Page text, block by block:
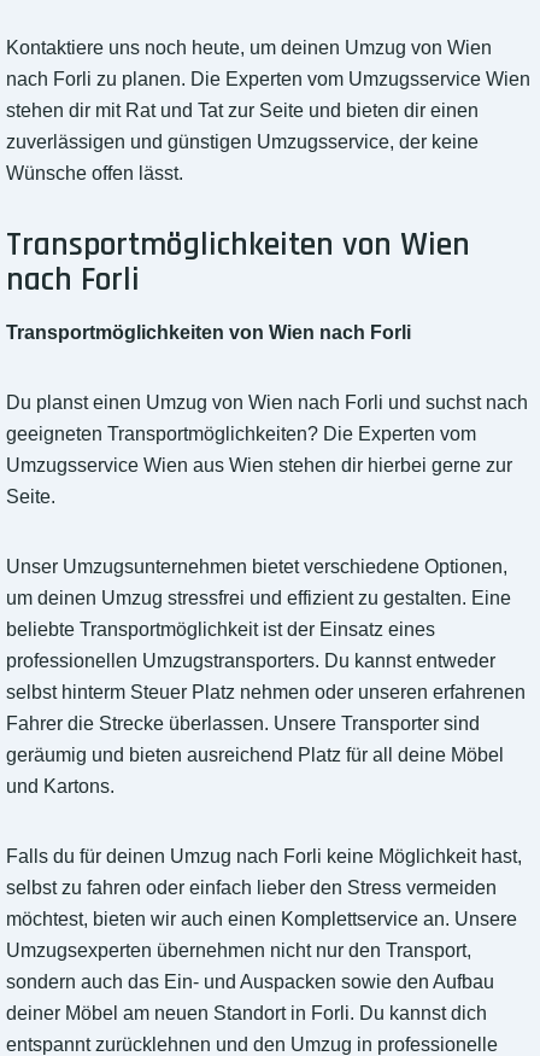
Kontaktiere uns noch heute, um deinen Umzug von Wien
nach Forli zu planen. Die Experten vom Umzugsservice Wien
stehen dir mit Rat und Tat zur Seite und bieten dir einen
zuverlässigen und günstigen Umzugsservice, der keine
Wünsche offen lässt.
Transportmöglichkeiten von Wien
nach Forli
Transportmöglichkeiten von Wien nach Forli
Du planst einen Umzug von Wien nach Forli und suchst nach
geeigneten Transportmöglichkeiten? Die Experten vom
Umzugsservice Wien aus Wien stehen dir hierbei gerne zur
Seite.
Unser Umzugsunternehmen bietet verschiedene Optionen,
um deinen Umzug stressfrei und effizient zu gestalten. Eine
beliebte Transportmöglichkeit ist der Einsatz eines
professionellen Umzugstransporters. Du kannst entweder
selbst hinterm Steuer Platz nehmen oder unseren erfahrenen
Fahrer die Strecke überlassen. Unsere Transporter sind
geräumig und bieten ausreichend Platz für all deine Möbel
und Kartons.
Falls du für deinen Umzug nach Forli keine Möglichkeit hast,
selbst zu fahren oder einfach lieber den Stress vermeiden
möchtest, bieten wir auch einen Komplettservice an. Unsere
Umzugsexperten übernehmen nicht nur den Transport,
sondern auch das Ein- und Auspacken sowie den Aufbau
deiner Möbel am neuen Standort in Forli. Du kannst dich
entspannt zurücklehnen und den Umzug in professionelle